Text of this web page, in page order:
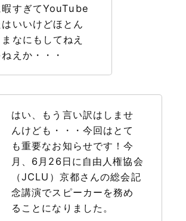
暇すぎてYouTube
いいけどほとん
なにもしてねえ
えか・・・
はい、もう言い訳はしませ
んけども・・・今回はとて
も重要なお知らせです！今
月、6月26日に自由人権協会
（JCLU）京都さんの総会記
念講演でスピーカーを務め
ることになりました。